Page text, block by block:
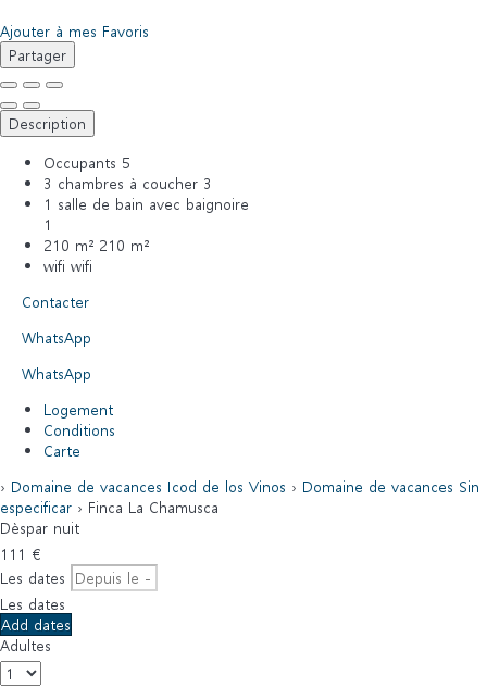
Ajouter à mes Favoris
Partager
Description
Occupants 5
3 chambres à coucher 3
1 salle de bain avec baignoire
1
210 m² 210 m²
wifi wifi
Contacter
WhatsApp
WhatsApp
Logement
Conditions
Carte
› Domaine de vacances Icod de los Vinos › Domaine de vacances Sin
especificar › Finca La Chamusca
Dèspar nuit
111 €
Les dates
Les dates
Add dates
Adultes